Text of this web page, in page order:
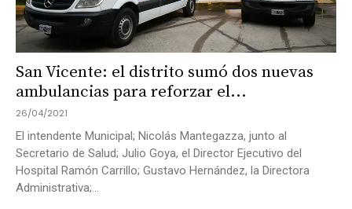
San Vicente: el distrito sumó dos nuevas
ambulancias para reforzar el...
26/04/2021
El intendente Municipal; Nicolás Mantegazza, junto al
Secretario de Salud; Julio Goya, el Director Ejecutivo del
Hospital Ramón Carrillo; Gustavo Hernández, la Directora
Administrativa;...